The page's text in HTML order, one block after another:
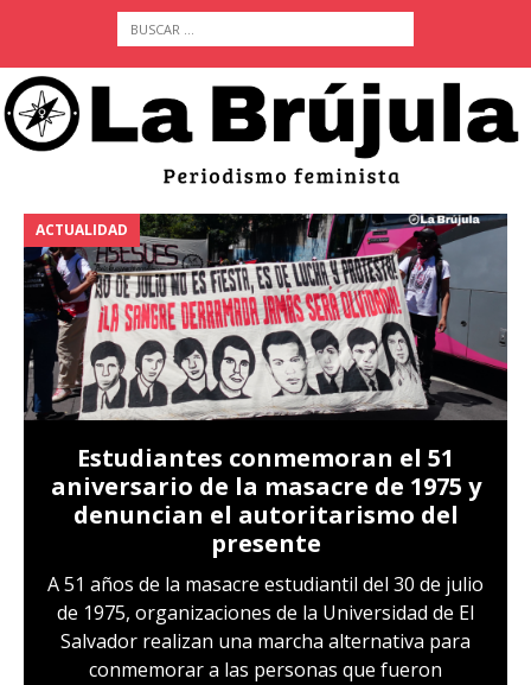
ACTUALIDAD
Estudiantes conmemoran el 51
aniversario de la masacre de 1975 y
denuncian el autoritarismo del
presente
A 51 años de la masacre estudiantil del 30 de julio
de 1975, organizaciones de la Universidad de El
Salvador realizan una marcha alternativa para
conmemorar a las personas que fueron